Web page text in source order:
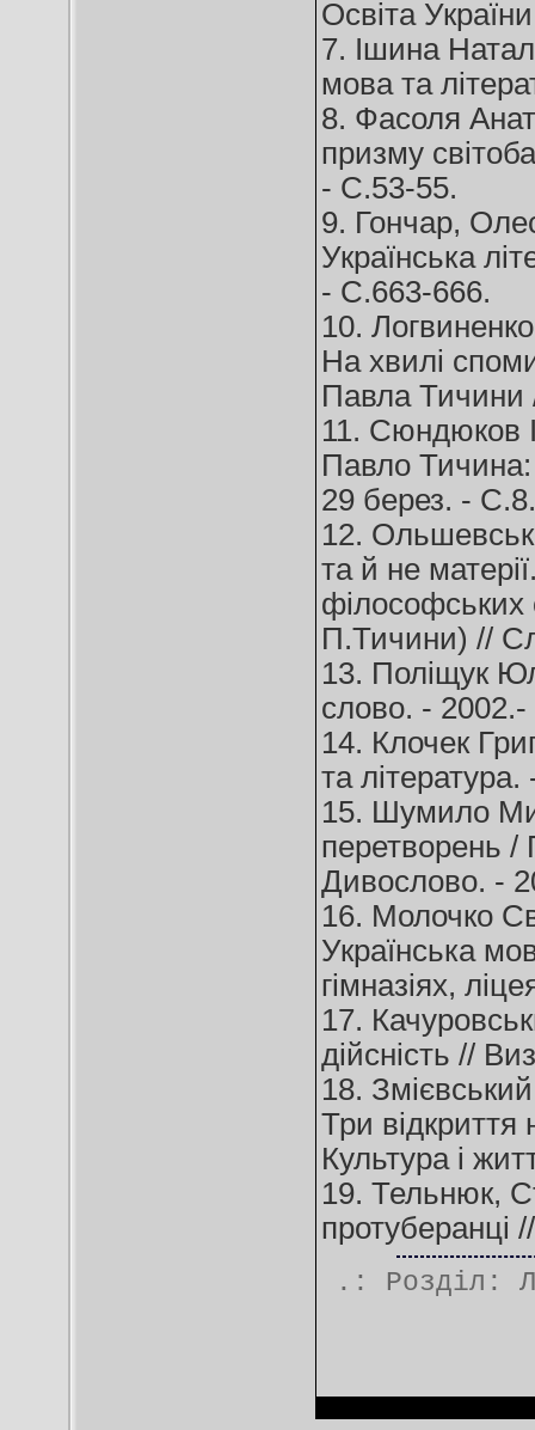
Освіта
7. Ішина
мова та
8. Фасоля
призму
- С.53-55.
9. Гончар,
Українська
- С.663-666.
10.
На хвилі
Павла Тичини
11. Сюндюков
Павло
29 берез. - С.8.
12.
та й не
П.Тичини) //
13. Поліщук
слово. -
14. Клочек
та
15. Шумило
перетворень /
Дивослово. -
16. Молочко
Українська
гімназіях,
17.
дійсність //
18.
Три
Культура і
19. Тельнюк,
.: Розділ: